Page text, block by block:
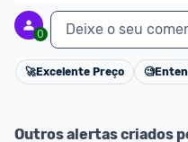
0 Deixe o seu
🚀Excelente Preço 🧐
Outros alertas criados